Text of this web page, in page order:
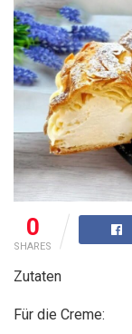
0
SHARES
Zutaten
Für die Creme: